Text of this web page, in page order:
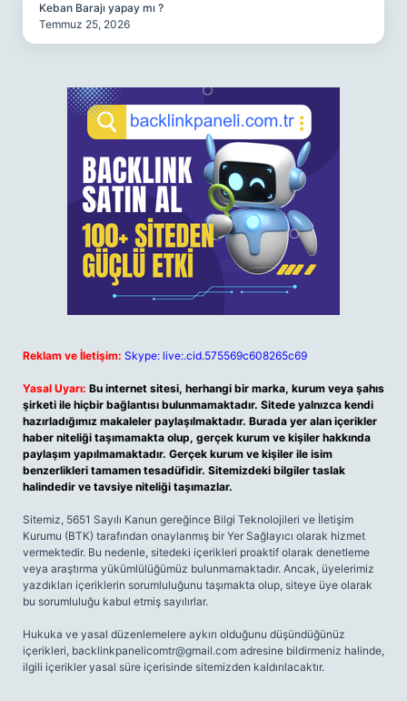
Keban Barajı yapay mı ?
Temmuz 25, 2026
Reklam ve İletişim: Skype: live:.cid.575569c608265c69
Yasal Uyarı: Bu internet sitesi, herhangi bir marka, kurum veya şahıs
şirketi ile hiçbir bağlantısı bulunmamaktadır. Sitede yalnızca kendi
hazırladığımız makaleler paylaşılmaktadır. Burada yer alan içerikler
haber niteliği taşımamakta olup, gerçek kurum ve kişiler hakkında
paylaşım yapılmamaktadır. Gerçek kurum ve kişiler ile isim
benzerlikleri tamamen tesadüfidir. Sitemizdeki bilgiler taslak
halindedir ve tavsiye niteliği taşımazlar.
Sitemiz, 5651 Sayılı Kanun gereğince Bilgi Teknolojileri ve İletişim
Kurumu (BTK) tarafından onaylanmış bir Yer Sağlayıcı olarak hizmet
vermektedir. Bu nedenle, sitedeki içerikleri proaktif olarak denetleme
veya araştırma yükümlülüğümüz bulunmamaktadır. Ancak, üyelerimiz
yazdıkları içeriklerin sorumluluğunu taşımakta olup, siteye üye olarak
bu sorumluluğu kabul etmiş sayılırlar.
Hukuka ve yasal düzenlemelere aykırı olduğunu düşündüğünüz
içerikleri, backlinkpanelicomtr@gmail.com adresine bildirmeniz halinde,
ilgili içerikler yasal süre içerisinde sitemizden kaldırılacaktır.